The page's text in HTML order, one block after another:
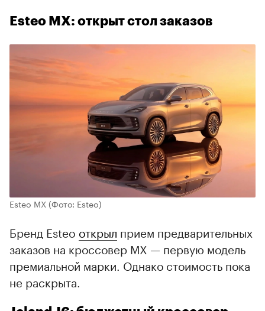
Esteo MX: открыт стол заказов
Esteo MX(Фото: Esteo)
Бренд Esteo открыл прием предварительных
заказов на кроссовер MX — первую модель
премиальной марки. Однако стоимость пока
не раскрыта.